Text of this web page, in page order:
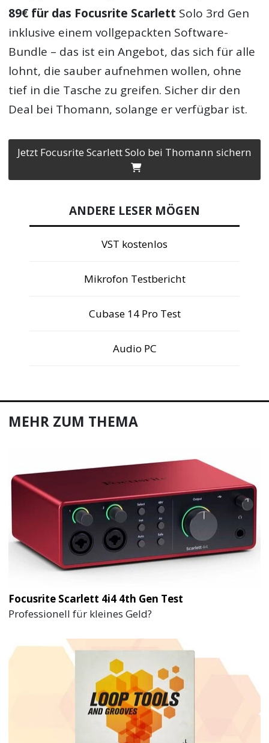
89€ für das Focusrite Scarlett Solo 3rd Gen
inklusive einem vollgepackten Software-
Bundle – das ist ein Angebot, das sich für alle
lohnt, die sauber aufnehmen wollen, ohne
tief in die Tasche zu greifen. Sicher dir den
Deal bei Thomann, solange er verfügbar ist.
Jetzt Focusrite Scarlett Solo bei Thomann sichern
ANDERE LESER MÖGEN
VST kostenlos
Mikrofon Testbericht
Cubase 14 Pro Test
Audio PC
MEHR ZUM THEMA
Focusrite Scarlett 4i4 4th Gen Test
Professionell für kleines Geld?
Check hier aktuelle Amazon Angebote